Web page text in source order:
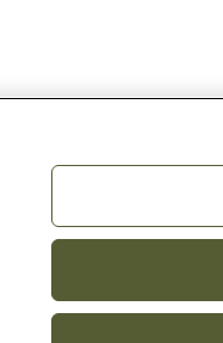
Politique de